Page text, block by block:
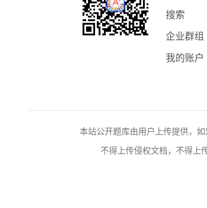
搜索
企业群组
我的账户
本站公开题库由用户上传提供，
不得上传侵权文档，不得上